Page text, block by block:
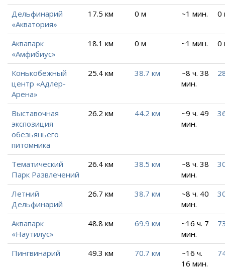
Дельфинарий
«Акватория»
17.5 км 0 м ~1 мин. 0
Аквапарк
«Амфибиус»
18.1 км 0 м ~1 мин. 0
Конькобежный
центр «Адлер-
Арена»
25.4 км 38.7 км
~8 ч. 38
мин.
Выставочная
экспозиция
обезьяньего
питомника
26.2 км 44.2 км
~9 ч. 49
мин.
Тематический
Парк Развлечений
26.4 км 38.5 км
~8 ч. 38
мин.
Летний
Дельфинарий
26.7 км 38.7 км
~8 ч. 40
мин.
Аквапарк
«Наутилус»
48.8 км 69.9 км
~16 ч. 7
мин.
Пингвинарий 49.3 км 70.7 км
~16 ч.
16 мин.